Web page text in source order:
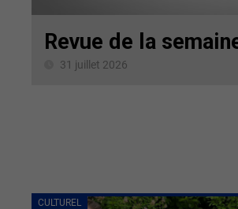
Revue de la
31 juillet 2026
CULTUREL